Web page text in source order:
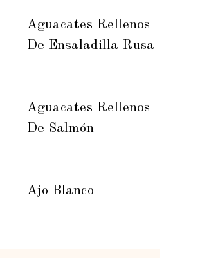
Aguacates Rellenos
De Ensaladilla Rusa
Aguacates Rellenos
De Salmón
Ajo Blanco